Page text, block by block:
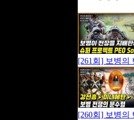
[261회] 보병의
[260회] 보병의